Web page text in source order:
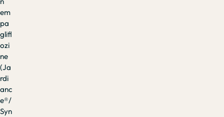
em
pa
glifl
ozi
ne
(Ja
rdi
anc
e®/
Syn